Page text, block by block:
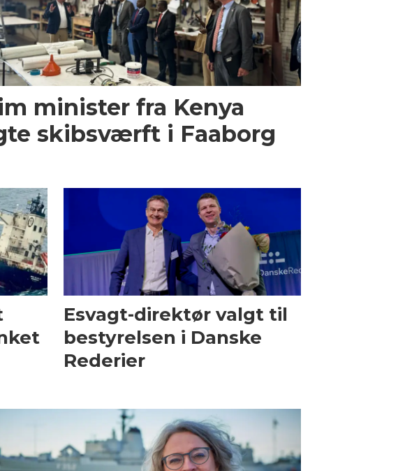
minister fra Kenya
skibsværft i Faaborg
Esvagt-direktør valgt til
bestyrelsen i Danske
Rederier